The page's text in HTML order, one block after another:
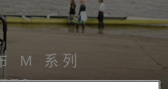
M 系列
更多